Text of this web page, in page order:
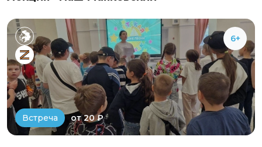
6+
Встреча от 20 ₽